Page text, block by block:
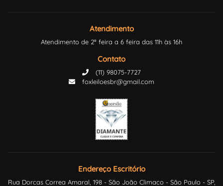
Atendimento
Atendimento de 2ª feira a 6 feira das 11h às 16h
Contato
(11) 98075-7727
foxleiloesbr@gmail.com
Endereço Escritório
Rua Dorcas Correa Amaral, 198 - São João Climaco - São Paulo - SP,